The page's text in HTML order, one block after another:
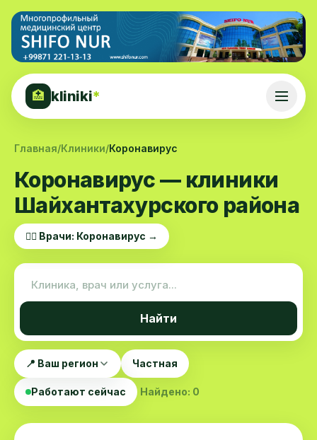
🏥 kliniki*
Главная/Клиники/Коронавирус
Коронавирус — клиники
Шайхантахурского района
👨‍⚕️ Врачи: Коронавирус →
Найти
📍 Ваш регион Частная
Работают сейчас Найдено: 0